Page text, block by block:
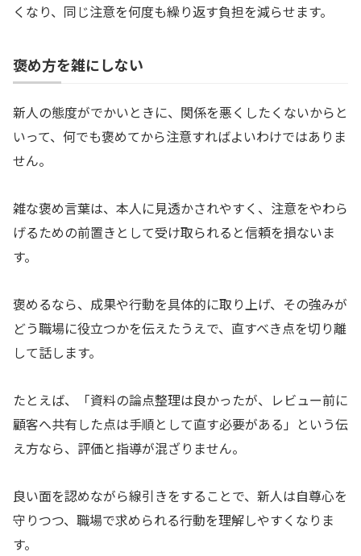
くなり、同じ注意を何度も繰り返す負担を減らせます。
褒め方を雑にしない
新人の態度がでかいときに、関係を悪くしたくないからと
いって、何でも褒めてから注意すればよいわけではありま
せん。
雑な褒め言葉は、本人に見透かされやすく、注意をやわら
げるための前置きとして受け取られると信頼を損ないま
す。
褒めるなら、成果や行動を具体的に取り上げ、その強みが
どう職場に役立つかを伝えたうえで、直すべき点を切り離
して話します。
たとえば、「資料の論点整理は良かったが、レビュー前に
顧客へ共有した点は手順として直す必要がある」という伝
え方なら、評価と指導が混ざりません。
良い面を認めながら線引きをすることで、新人は自尊心を
守りつつ、職場で求められる行動を理解しやすくなりま
す。